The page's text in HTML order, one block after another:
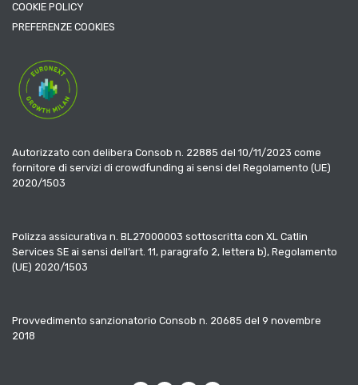
COOKIE POLICY
PREFERENZE COOKIES
Autorizzato con delibera Consob n. 22885 del 10/11/2023 come
fornitore di servizi di crowdfunding ai sensi del Regolamento (UE)
2020/1503
Polizza assicurativa n. BL27000003 sottoscritta con XL Catlin
Services SE ai sensi dell’art. 11, paragrafo 2, lettera b), Regolamento
(UE) 2020/1503
Provvedimento sanzionatorio Consob n. 20685 del 9 novembre
2018